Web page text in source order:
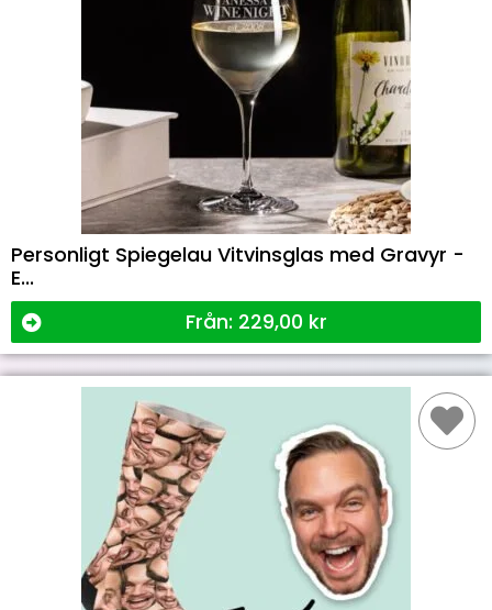
Personligt Spiegelau Vitvinsglas med Gravyr -
E...
Från: 229,00 kr